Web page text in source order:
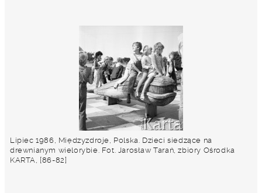
Lipiec 1986, Międzyzdroje, Polska. Dzieci siedzące na
drewnianym wielorybie. Fot. Jarosław Tarań, zbiory Ośrodka
KARTA, [86-82]